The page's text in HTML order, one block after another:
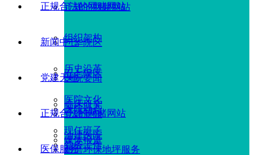
正规的网赌网站
组织架构
历史沿革
医院文化
现任班子
正规合法的网赌网站
广华院区
五七院区
临床研究
油建医院
新闻中心
医院要闻
医院动态
媒体报道
党建天地
党建新闻
党务工作
正规合法的网赌网站
耐磨环保地坪服务
医保服务